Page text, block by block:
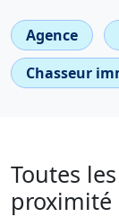
Agence
Chasseur
Toutes
proximité